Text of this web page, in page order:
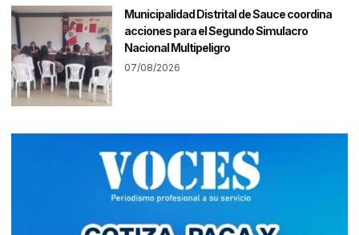
Municipalidad Distrital de Sauce coordina
acciones para el Segundo Simulacro
Nacional Multipeligro
07/08/2026